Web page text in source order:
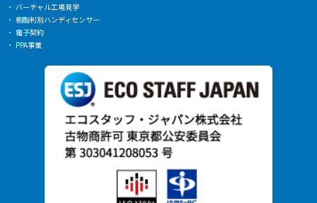
バーチャル工場見学
樹脂判別ハンディセンサー
電子契約
PPA事業